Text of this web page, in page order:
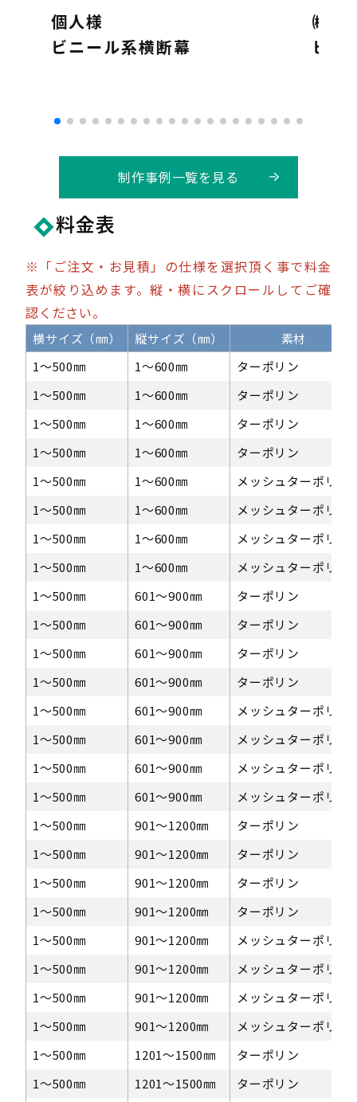
個人様
ビニール系横断幕
㈱モ
ビニ
制作事例一覧を見る
料金表
※「ご注文・お見積」の仕様を選択頂く事で料金
表が絞り込めます。縦・横にスクロールしてご確
認ください。
横サイズ（㎜） 縦サイズ（㎜）
素材
1〜500㎜
1〜600㎜
ターポリン
1〜500㎜
1〜600㎜
ターポリン
1〜500㎜
1〜600㎜
ターポリン
1〜500㎜
1〜600㎜
ターポリン
1〜500㎜
1〜600㎜
メッシュターポリン
1〜500㎜
1〜600㎜
メッシュターポリン
1〜500㎜
1〜600㎜
メッシュターポリン
1〜500㎜
1〜600㎜
メッシュターポリン
1〜500㎜
601〜900㎜
ターポリン
1〜500㎜
601〜900㎜
ターポリン
1〜500㎜
601〜900㎜
ターポリン
1〜500㎜
601〜900㎜
ターポリン
1〜500㎜
601〜900㎜
メッシュターポリン
1〜500㎜
601〜900㎜
メッシュターポリン
1〜500㎜
601〜900㎜
メッシュターポリン
1〜500㎜
601〜900㎜
メッシュターポリン
1〜500㎜
901～1200㎜
ターポリン
1〜500㎜
901～1200㎜
ターポリン
1〜500㎜
901～1200㎜
ターポリン
1〜500㎜
901～1200㎜
ターポリン
1〜500㎜
901～1200㎜
メッシュターポリン
1〜500㎜
901～1200㎜
メッシュターポリン
1〜500㎜
901～1200㎜
メッシュターポリン
1〜500㎜
901～1200㎜
メッシュターポリン
1〜500㎜
1201〜1500㎜
ターポリン
1〜500㎜
1201〜1500㎜
ターポリン